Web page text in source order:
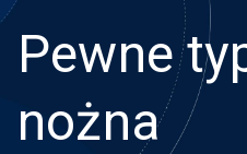
Pewne
nożna